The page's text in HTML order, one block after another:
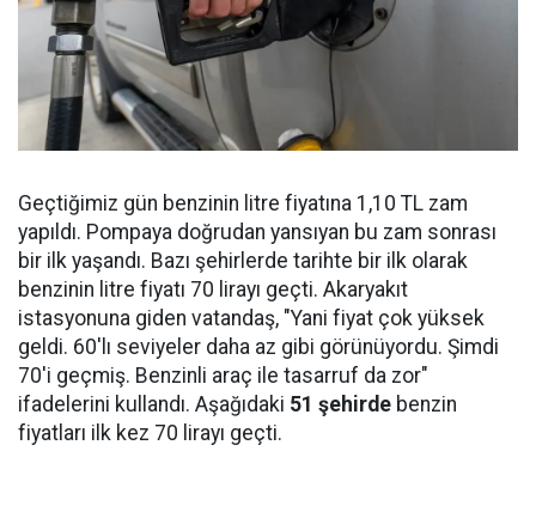
Geçtiğimiz gün benzinin litre fiyatına 1,10 TL zam
yapıldı. Pompaya doğrudan yansıyan bu zam sonrası
bir ilk yaşandı. Bazı şehirlerde tarihte bir ilk olarak
benzinin litre fiyatı 70 lirayı geçti. Akaryakıt
istasyonuna giden vatandaş, "Yani fiyat çok yüksek
geldi. 60'lı seviyeler daha az gibi görünüyordu. Şimdi
70'i geçmiş. Benzinli araç ile tasarruf da zor"
ifadelerini kullandı. Aşağıdaki 51 şehirde benzin
fiyatları ilk kez 70 lirayı geçti.